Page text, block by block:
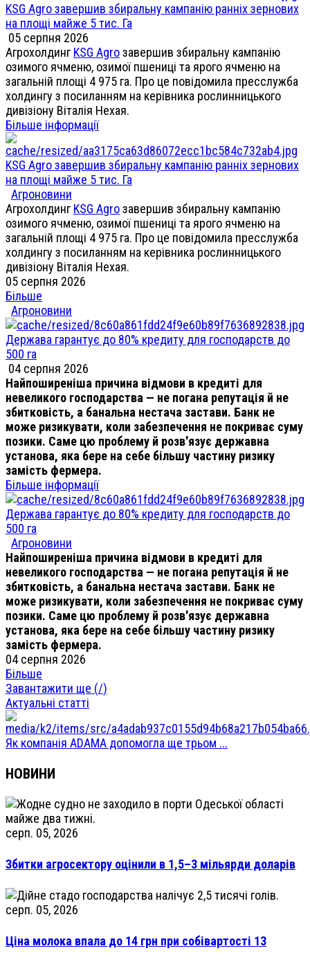
KSG Agro завершив збиральну кампанію ранніх зернових
на площі майже 5 тис. Га
05 серпня 2026
АгрохолдингKSG Agroзавершив збиральну кампанію
озимого ячменю, озимої пшениці та ярого ячменю на
загальній площі 4 975 га. Про це повідомила пресслужба
холдингу з посиланням на керівника рослинницького
дивізіону Віталія Нехая.
Більше інформації
KSG Agro завершив збиральну кампанію ранніх зернових
на площі майже 5 тис. Га
Агроновини
АгрохолдингKSG Agroзавершив збиральну кампанію
озимого ячменю, озимої пшениці та ярого ячменю на
загальній площі 4 975 га. Про це повідомила пресслужба
холдингу з посиланням на керівника рослинницького
дивізіону Віталія Нехая.
05 серпня 2026
Більше
Агроновини
Держава гарантує до 80% кредиту для господарств до
500 га
04 серпня 2026
Найпоширеніша причина відмови в кредиті для
невеликого господарства — не погана репутація й не
збитковість, а банальна нестача застави. Банк не
може ризикувати, коли забезпечення не покриває суму
позики. Саме цю проблему й розв'язує державна
установа, яка бере на себе більшу частину ризику
замість фермера.
Більше інформації
Держава гарантує до 80% кредиту для господарств до
500 га
Агроновини
Найпоширеніша причина відмови в кредиті для
невеликого господарства — не погана репутація й не
збитковість, а банальна нестача застави. Банк не
може ризикувати, коли забезпечення не покриває суму
позики. Саме цю проблему й розв'язує державна
установа, яка бере на себе більшу частину ризику
замість фермера.
04 серпня 2026
Більше
Завантажити ще (/)
Актуальні статті
Як компанія ADAMA допомогла ще трьом ...
НОВИНИ
серп. 05, 2026
Збитки агросектору оцінили в 1,5–3 мільярди доларів
серп. 05, 2026
Ціна молока впала до 14 грн при собівартості 13